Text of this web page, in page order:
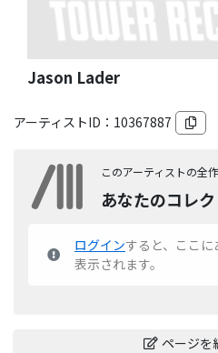
Jason Lader
アーティストID： 10367887
このアーティストの全
あなたのコレ
ログインすると、ここ
表示されます。
ページを